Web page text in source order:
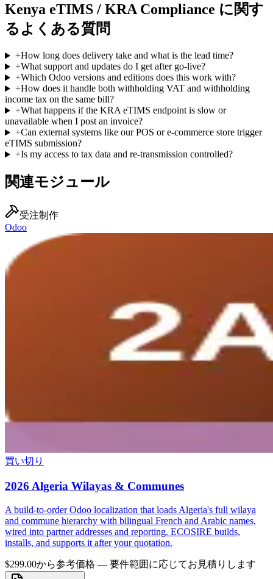
Kenya eTIMS / KRA Compliance に関す
るよくある質問
+How long does delivery take and what is the lead time?
+What support and updates do I get after go-live?
+Which Odoo versions and editions does this work with?
+How does it handle both withholding VAT and withholding
income tax on the same bill?
+What happens if the KRA eTIMS endpoint is slow or
unavailable when I post an invoice?
+Can external systems like our POS or e-commerce store trigger
eTIMS submission?
+Is my access to tax data and re-transmission controlled?
関連モジュール
受注制作
Odoo
買い切り
2026 Algeria Wilayas & Communes
A build-to-order Odoo localization that loads Algeria's full wilaya
and commune hierarchy with bilingual French and Arabic names,
wired into partner addresses and reporting. ECOSIRE builds,
installs, and supports it after your quotation.
$299.00から参考価格 — 要件範囲に応じてお見積りします